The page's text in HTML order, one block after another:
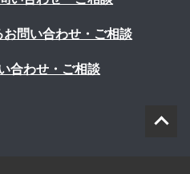
問い合わせ・ご相談
合わせ・ご相談